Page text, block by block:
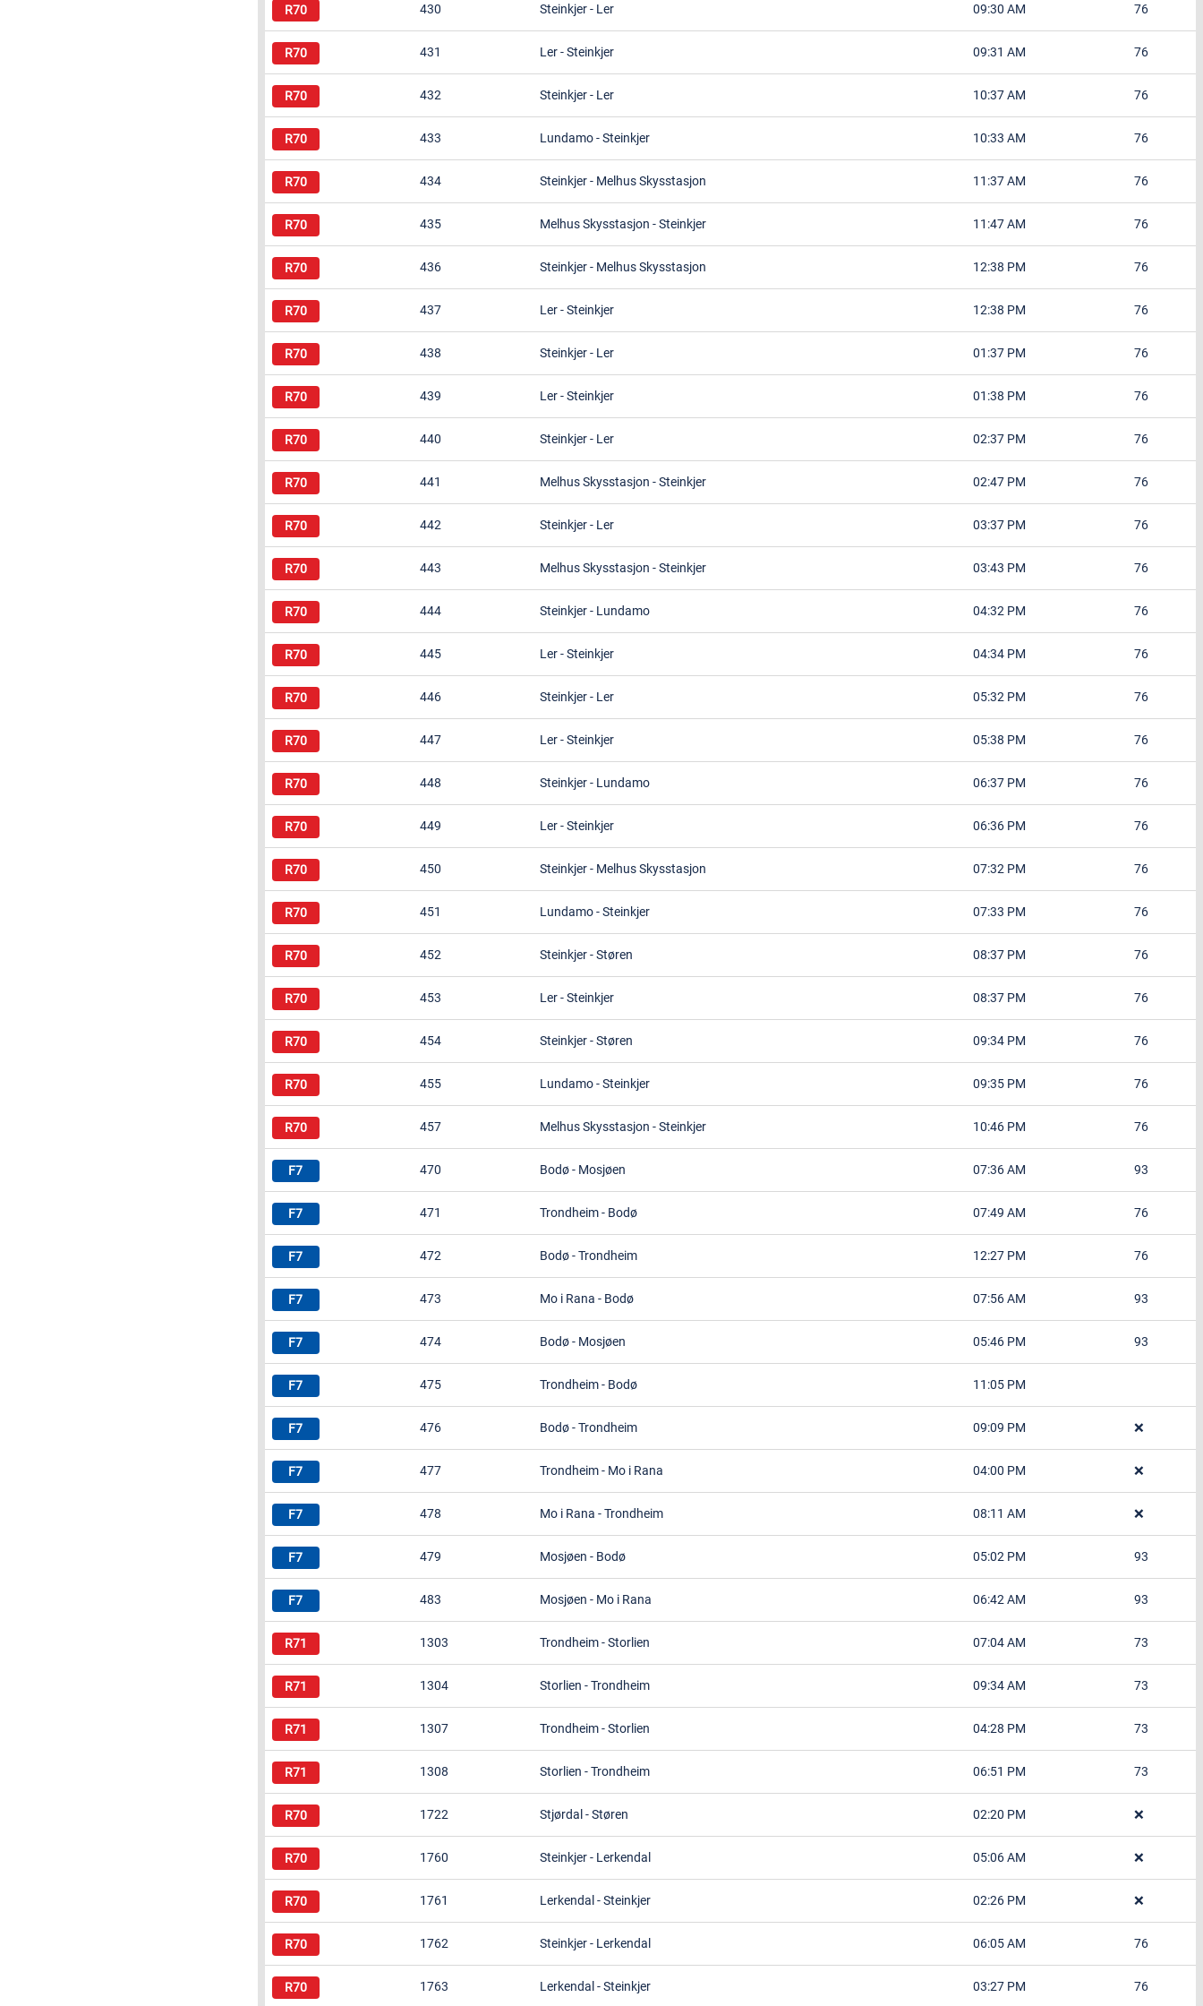
430 Steinkjer- Ler 09:30 AM 76
431 Ler-Steinkjer 09:31 AM 76
432 Steinkjer- Ler 10:37 AM 76
433 Lundamo-Steinkjer 10:33 AM 76
434 Steinkjer- Melhus Skysstasjon 11:37 AM 76
435 Melhus Skysstasjon -Steinkjer 11:47 AM 76
436 Steinkjer- Melhus Skysstasjon 12:38 PM 76
437 Ler-Steinkjer 12:38 PM 76
438 Steinkjer- Ler 01:37 PM 76
439 Ler-Steinkjer 01:38 PM 76
440 Steinkjer- Ler 02:37 PM 76
441 Melhus Skysstasjon -Steinkjer 02:47 PM 76
442 Steinkjer- Ler 03:37 PM 76
443 Melhus Skysstasjon -Steinkjer 03:43 PM 76
444 Steinkjer- Lundamo 04:32 PM 76
445 Ler-Steinkjer 04:34 PM 76
446 Steinkjer- Ler 05:32 PM 76
447 Ler-Steinkjer 05:38 PM 76
448 Steinkjer- Lundamo 06:37 PM 76
449 Ler-Steinkjer 06:36 PM 76
450 Steinkjer- Melhus Skysstasjon 07:32 PM 76
451 Lundamo-Steinkjer 07:33 PM 76
452 Steinkjer-Støren 08:37 PM 76
453 Ler-Steinkjer 08:37 PM 76
454 Steinkjer-Støren 09:34 PM 76
455 Lundamo-Steinkjer 09:35 PM 76
457 Melhus Skysstasjon -Steinkjer 10:46 PM 76
470 Bodø- Mosjøen 07:36 AM 93
471 Trondheim- Bodø 07:49 AM 76
472 Bodø-Trondheim 12:27 PM 76
473 Mo i Rana - Bodø 07:56 AM 93
474 Bodø- Mosjøen 05:46 PM 93
475 Trondheim- Bodø 11:05 PM
476 Bodø-Trondheim 09:09 PM ❌
477 Trondheim- Mo i Rana 04:00 PM ❌
478 Mo i Rana -Trondheim 08:11 AM ❌
479 Mosjøen - Bodø 05:02 PM 93
483 Mosjøen - Mo i Rana 06:42 AM 93
1303 Trondheim-Storlien 07:04 AM 73
1304 Storlien -Trondheim 09:34 AM 73
1307 Trondheim-Storlien 04:28 PM 73
1308 Storlien -Trondheim 06:51 PM 73
1722 Stjørdal -Støren 02:20 PM ❌
1760 Steinkjer- Lerkendal 05:06 AM ❌
1761 Lerkendal -Steinkjer 02:26 PM ❌
1762 Steinkjer- Lerkendal 06:05 AM 76
1763 Lerkendal -Steinkjer 03:27 PM 76